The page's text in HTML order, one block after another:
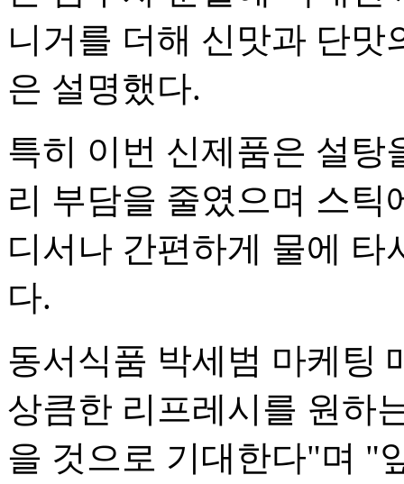
니거를 더해 신맛과 단
은 설명했다.
특히 이번 신제품은 설탕
리 부담을 줄였으며 스틱
디서나 간편하게 물에 타
다.
동서식품 박세범 마케팅
상큼한 리프레시를 원하
을 것으로 기대한다"며 "